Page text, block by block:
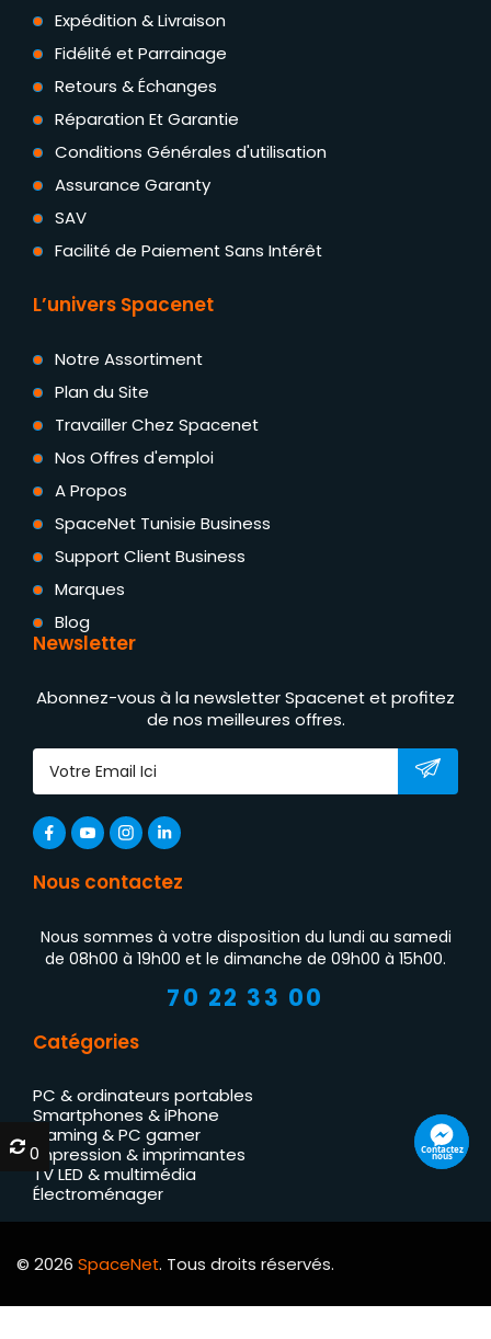
Expédition & Livraison
Fidélité et Parrainage
Retours & Échanges
Réparation Et Garantie
Conditions Générales d'utilisation
Assurance Garanty
SAV
Facilité de Paiement Sans Intérêt
L’univers Spacenet
Notre Assortiment
Plan du Site
Travailler Chez Spacenet
Nos Offres d'emploi
A Propos
SpaceNet Tunisie Business
Support Client Business
Marques
Blog
Newsletter
Abonnez-vous à la newsletter Spacenet et profitez
de nos meilleures offres.
Nous contactez
Nous sommes à votre disposition du lundi au samedi
de 08h00 à 19h00 et le dimanche de 09h00 à 15h00.
70 22 33 00
Catégories
PC & ordinateurs portables
Smartphones & iPhone
Gaming & PC gamer
Impression & imprimantes
TV LED & multimédia
Électroménager
© 2026 SpaceNet. Tous droits réservés.
Contactez
nous
0
0